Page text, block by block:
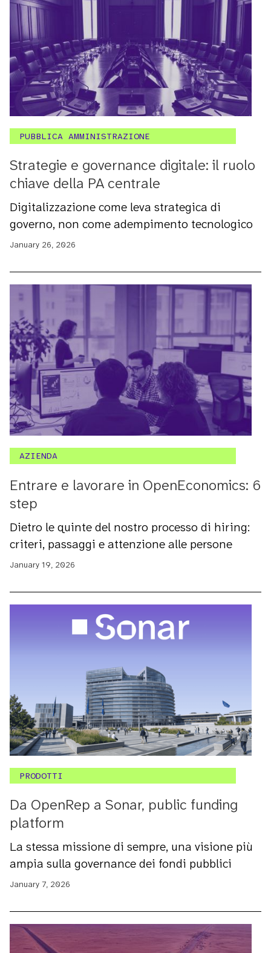
PUBBLICA AMMINISTRAZIONE
Strategie e governance digitale: il ruolo
chiave della PA centrale
Digitalizzazione come leva strategica di
governo, non come adempimento tecnologico
January 26, 2026
AZIENDA
Entrare e lavorare in OpenEconomics: 6
step
Dietro le quinte del nostro processo di hiring:
criteri, passaggi e attenzione alle persone
January 19, 2026
PRODOTTI
Da OpenRep a Sonar, public funding
platform
La stessa missione di sempre, una visione più
ampia sulla governance dei fondi pubblici
January 7, 2026